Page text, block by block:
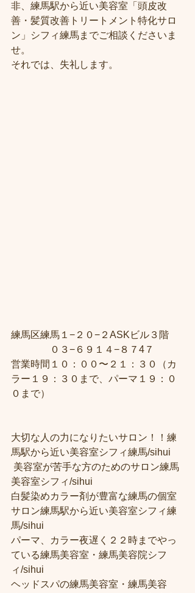
非、練馬駅から近い美容室「頭皮改
善・髪質改善トリートメント特化サロ
ン」シフィ練馬までご相談くださいま
せ。
それでは、失礼します。
練馬区練馬１−２０−２ASKビル３階
０３−６９１４−８７4７
営業時間１０：００〜２１：３０（カ
ラー１９：３０まで、パーマ１９：０
０まで）
大切な人の力になりたいサロン！！練
馬駅から近い美容室シフィ練馬/sihui
美容室シフィ/sihui
白髪染めカラー剤が豊富な練馬の個室
サロン練馬駅から近い美容室シフィ練
馬/sihui
パーマ、カラー夜遅く２２時までやっ
ている練馬美容室・練馬美容院シフ
ィ/sihui
ヘッドスパの練馬美容室・練馬美容